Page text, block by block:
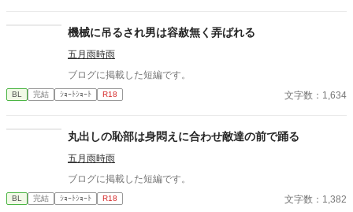
機械に吊るされ男は容赦無く弄ばれる
五月雨時雨
ブログに掲載した短編です。
BL 完結 ｼｮｰﾄｼｮｰﾄ R18 文字数：1,634
丸出しの恥部は身悶えに合わせ敵達の前で踊る
五月雨時雨
ブログに掲載した短編です。
BL 完結 ｼｮｰﾄｼｮｰﾄ R18 文字数：1,382